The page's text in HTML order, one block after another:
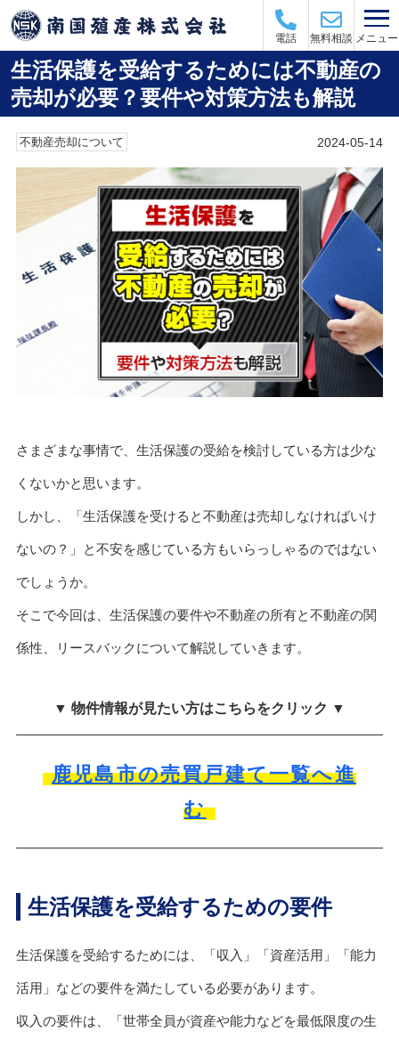
電話 無料相談 メニュー
生活保護を受給するためには不動産の
売却が必要？要件や対策方法も解説
不動産売却について 2024-05-14
さまざまな事情で、生活保護の受給を検討している方は少な
くないかと思います。
しかし、「生活保護を受けると不動産は売却しなければいけ
ないの？」と不安を感じている方もいらっしゃるのではない
でしょうか。
そこで今回は、生活保護の要件や不動産の所有と不動産の関
係性、リースバックについて解説していきます。
▼ 物件情報が見たい方はこちらをクリック ▼
鹿児島市の売買戸建て一覧へ進
む
生活保護を受給するための要件
生活保護を受給するためには、「収入」「資産活用」「能力
活用」などの要件を満たしている必要があります。
収入の要件は、「世帯全員が資産や能力などを最低限度の生